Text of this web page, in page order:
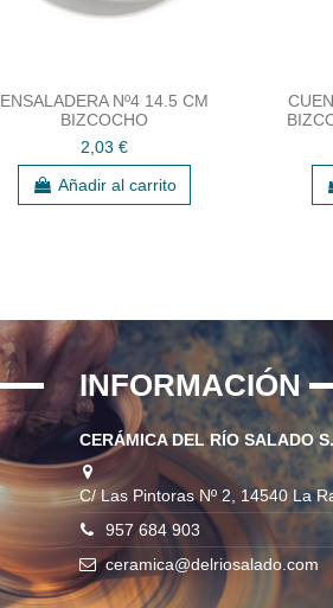
ENSALADERA Nº4 14.5 CM
BIZCOCHO
2,03 €
Añadir al carrito
INFORMACIÓN
CERÁMICA DEL RÍO SALADO
C/ Las Pintoras Nº 2, 14540 La
957 684 903
ceramica@delriosalado.com